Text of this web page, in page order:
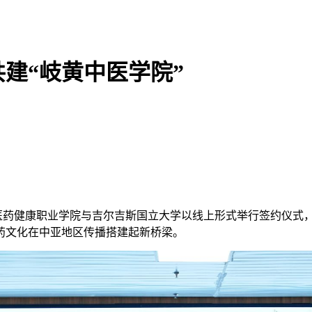
“岐黄中医学院”
健康职业学院与吉尔吉斯国立大学以线上形式举行签约仪式
化在中亚地区传播搭建起新桥梁。